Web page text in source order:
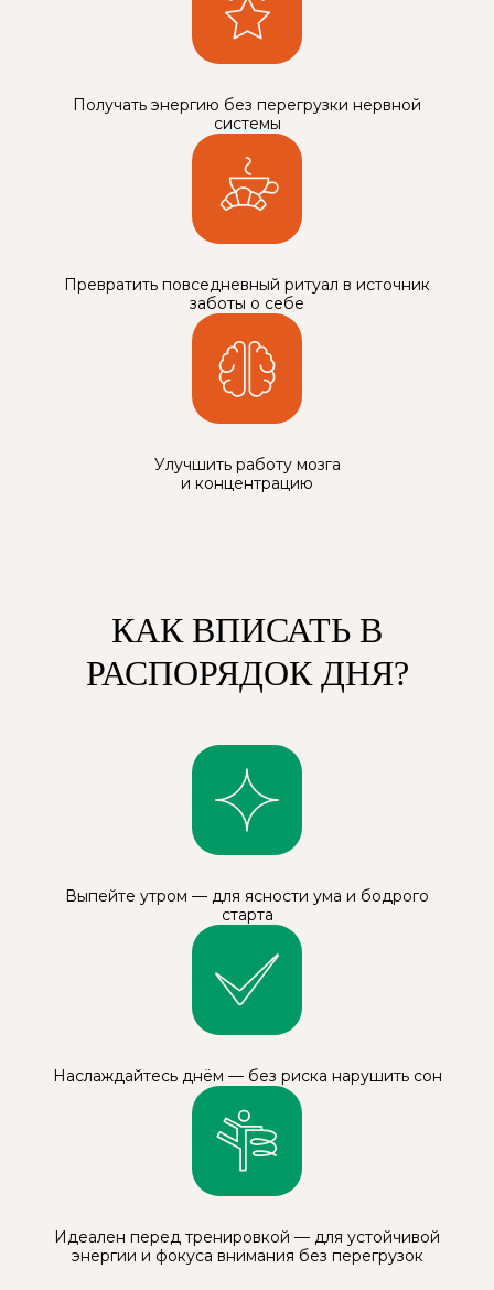
Получать энергию без перегрузки нервной
системы
Превратить повседневный ритуал в источник
заботы о себе
Улучшить работу мозга
и концентрацию
КАК ВПИСАТЬ В
РАСПОРЯДОК ДНЯ?
Выпейте утром — для ясности ума и бодрого
старта
Наслаждайтесь днём — без риска нарушить сон
Идеален перед тренировкой — для устойчивой
энергии и фокуса внимания без перегрузок
ВОПРОСЫ
«НА ГРИБАХ»?
ПОЧЕМУ НАШИ КЛИЕНТЫ
ВЫБИРАЮТ SHROOM
COFFEE?